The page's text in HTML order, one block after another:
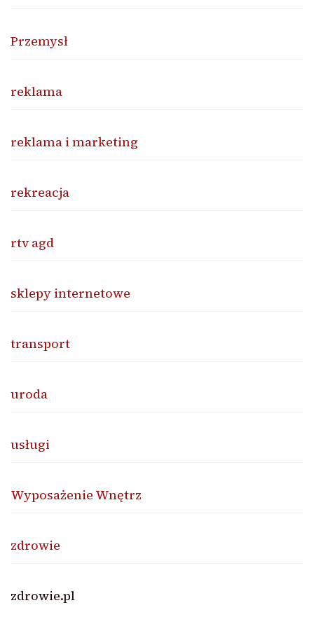
Przemysł
reklama
reklama i marketing
rekreacja
rtv agd
sklepy internetowe
transport
uroda
usługi
Wyposażenie Wnętrz
zdrowie
zdrowie.pl